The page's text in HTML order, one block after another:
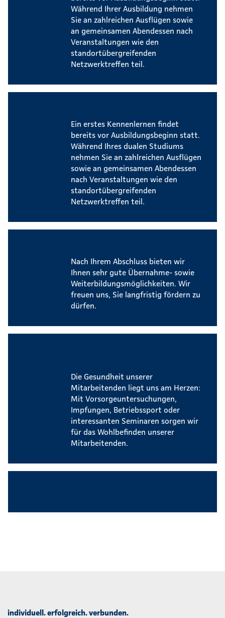
Während Ihrer Ausbildung nehmen
Sie an zahlreichen Ausflügen sowie
an gemeinsamen Abendessen nach
Veranstaltungen wie den
standortübergreifenden
Netzwerktreffen teil.
Ein erstes Kennenlernen findet
bereits vor Ausbildungsbeginn statt.
Während Ihres dualen Studiums
nehmen Sie an zahlreichen Ausflügen
sowie an gemeinsamen Abendessen
nach Veranstaltungen wie den
standortübergreifenden
Netzwerktreffen teil.
Nach Ihrem Abschluss bieten wir
Ihnen sehr gute Übernahme- sowie
Weiterbildungsmöglichkeiten. Wir
freuen uns, Sie langfristig fördern zu
dürfen.
Die Gesundheit unserer
Mitarbeitenden liegt uns am Herzen:
Mit Vorsorgeuntersuchungen,
Impfungen, Betriebssport oder
interessanten Seminaren sorgen wir
für das Wohlbefinden unserer
Mitarbeitenden.
individuell. erfolgreich. verbunden.